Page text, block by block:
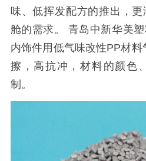
味、低挥发配方的推出，
舱的需求。 青岛中新华美
内饰件用低气味改性PP材料
擦，高抗冲，材料的颜色
制。